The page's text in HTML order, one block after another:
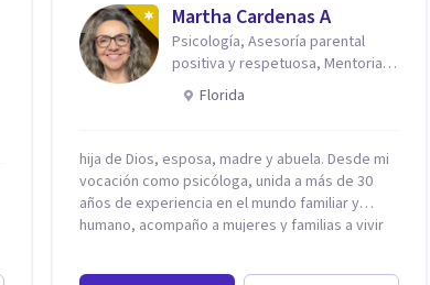
también crisis vitales y procesos de
crecimiento personal.
Martha Cardenas A
Psicología, Asesoría parental
positiva y respetuosa, Mentoria
reconexión contigo
Florida
hija de Dios, esposa, madre y abuela. Desde mi
vocación como psicóloga, unida a más de 30
años de experiencia en el mundo familiar y
humano, acompaño a mujeres y familias a vivir
mismas. Creo profundamente que la vida está